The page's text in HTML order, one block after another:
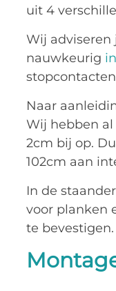
uit 4
Wij
nauwkeurig
Naar
Wij hebben
2cm bij op.
102cm aan
In de
voor planken
te bevestigen.